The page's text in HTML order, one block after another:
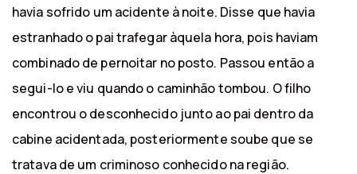
havia sofrido um acidente à noite. Disse que havia
estranhado o pai trafegar àquela hora, pois haviam
combinado de pernoitar no posto. Passou então a
segui-lo e viu quando o caminhão tombou. O filho
encontrou o desconhecido junto ao pai dentro da
cabine acidentada, posteriormente soube que se
tratava de um criminoso conhecido na região.